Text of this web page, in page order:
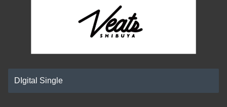
DIgital Single